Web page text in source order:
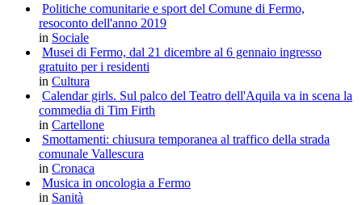
Politiche comunitarie e sport del Comune di Fermo,
resoconto dell'anno 2019
in Sociale
Musei di Fermo, dal 21 dicembre al 6 gennaio ingresso
gratuito per i residenti
in Cultura
Calendar girls. Sul palco del Teatro dell'Aquila va in scena la
commedia di Tim Firth
in Cartellone
Smottamenti: chiusura temporanea al traffico della strada
comunale Vallescura
in Cronaca
Musica in oncologia a Fermo
in Sanità